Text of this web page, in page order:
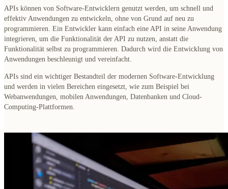
APIs können von Software-Entwicklern genutzt werden, um schnell und
effektiv Anwendungen zu entwickeln, ohne von Grund auf neu zu
programmieren. Ein Entwickler kann einfach eine API in seine Anwendung
integrieren, um die Funktionalität der API zu nutzen, anstatt die
Funktionalität selbst zu programmieren. Dadurch wird die Entwicklung von
Anwendungen beschleunigt und vereinfacht.
APIs sind ein wichtiger Bestandteil der modernen Software-Entwicklung
und werden in vielen Bereichen eingesetzt, wie zum Beispiel bei
Webanwendungen, mobilen Anwendungen, Datenbanken und Cloud-
Computing-Plattformen.